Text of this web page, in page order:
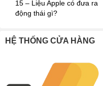
cao hơn so với iPhone 14
Apple.
15 – Liệu Apple có đưa ra
động thái gì?
HỆ THỐNG CỬA HÀNG